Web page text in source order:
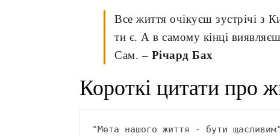
Все життя очікуєш зустрічі з
ти є. А в самому кінці
Сам. – Річард Бах
Короткі цитати про
"Мета нашого життя - бути